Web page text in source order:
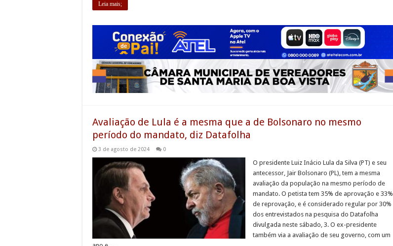
Leia mais;
Avaliação de Lula é a mesma que a de Bolsonaro no mesmo
período do mandato, diz Datafolha
3 de agosto de 2024 0
O presidente Luiz Inácio Lula da Silva (PT) e seu
antecessor, Jair Bolsonaro (PL), tem a mesma
avaliação da população na mesmo período de
mandato. O petista tem 35% de aprovação e 33%
de reprovação, e é considerado regular por 30%
dos entrevistados na pesquisa do Datafolha
divulgada neste sábado, 3. O ex-presidente
também via a avaliação de seu governo, com um